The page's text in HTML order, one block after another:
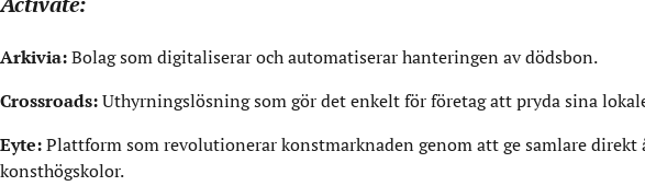
Arkivia:Bolag som digitaliserar och automatiserar hanteringen av dödsbon.
Crossroads:Uthyrningslösning som gör det enkelt för företag att pryda sina
Eyte:Plattform som revolutionerar konstmarknaden genom att ge samlare
konsthögskolor.